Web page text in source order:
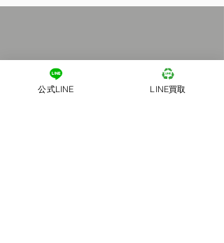
公式LINE LINE買取